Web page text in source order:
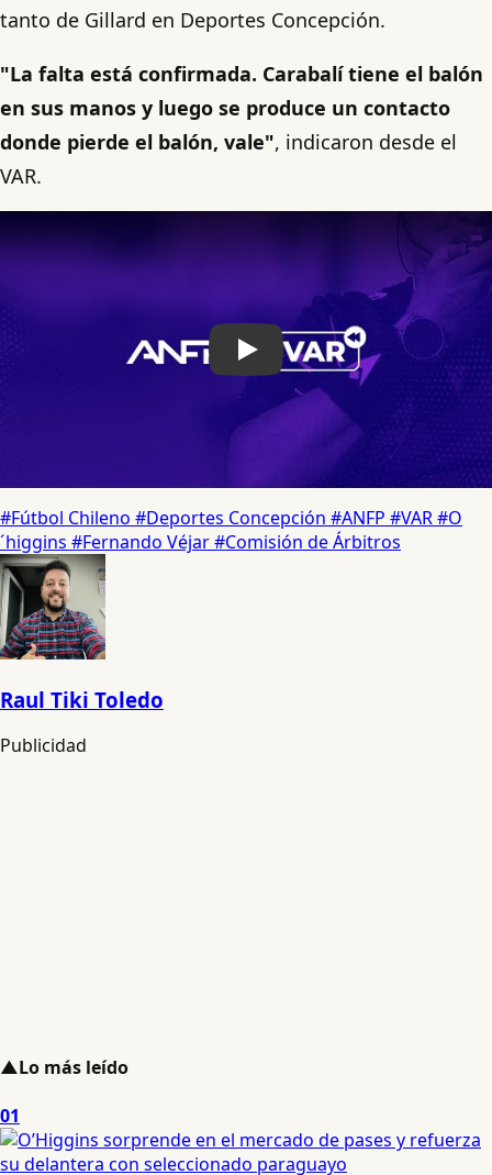
tanto de Gillard en Deportes Concepción.
"La falta está confirmada. Carabalí tiene el balón
en sus manos y luego se produce un contacto
donde pierde el balón, vale", indicaron desde el
VAR.
#Fútbol Chileno #Deportes Concepción #ANFP #VAR#O
´higgins #Fernando Véjar#Comisión de Árbitros
Raul Tiki Toledo
Publicidad
▲Lo más leído
01